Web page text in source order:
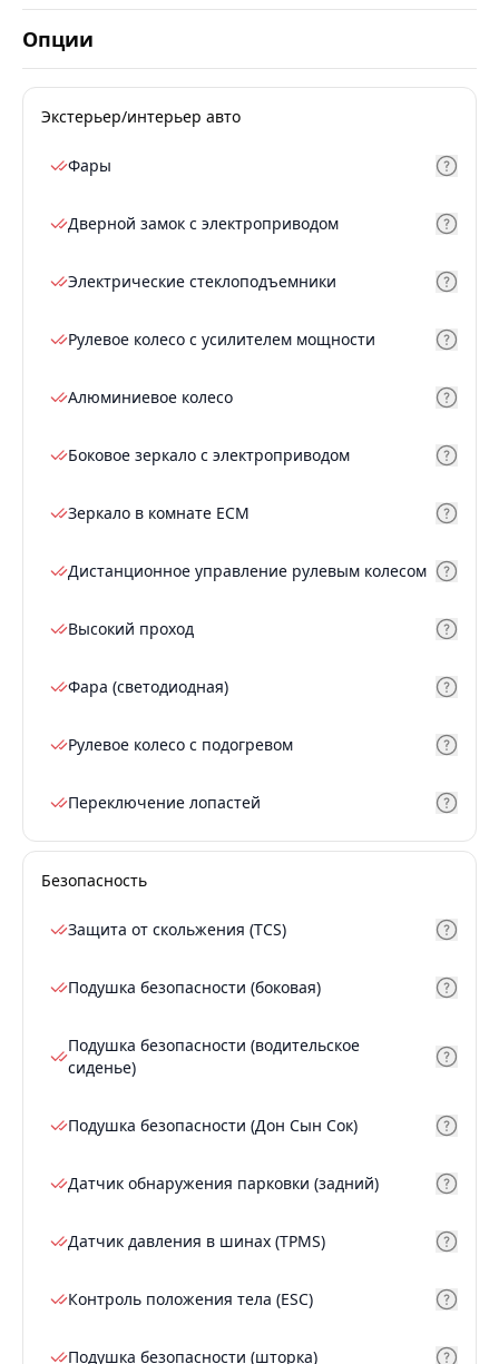
Опции
Экстерьер/интерьер авто
Фары
Дверной замок с электроприводом
Электрические стеклоподъемники
Рулевое колесо с усилителем мощности
Алюминиевое колесо
Боковое зеркало с электроприводом
Зеркало в комнате ECM
Дистанционное управление рулевым колесом
Высокий проход
Фара (светодиодная)
Рулевое колесо с подогревом
Переключение лопастей
Безопасность
Защита от скольжения (TCS)
Подушка безопасности (боковая)
Подушка безопасности (водительское
сиденье)
Подушка безопасности (Дон Сын Сок)
Датчик обнаружения парковки (задний)
Датчик давления в шинах (TPMS)
Контроль положения тела (ESC)
Подушка безопасности (шторка)